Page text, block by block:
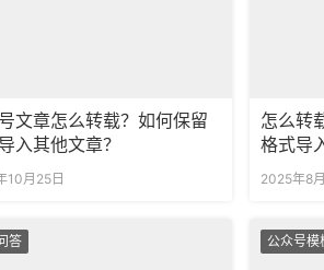
文章怎么转载？如何保留
入其他文章？
10月25日
怎么转
格式导
2025年8
答 公众号模